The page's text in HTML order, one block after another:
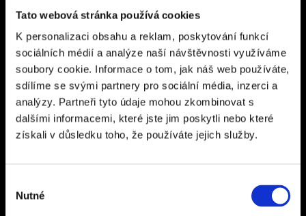
Tato webová stránka používá cookies
K personalizaci obsahu a reklam, poskytování funkcí
sociálních médií a analýze naší návštěvnosti využíváme
soubory cookie. Informace o tom, jak náš web používáte,
sdílíme se svými partnery pro sociální média, inzerci a
analýzy. Partneři tyto údaje mohou zkombinovat s
dalšími informacemi, které jste jim poskytli nebo které
získali v důsledku toho, že používáte jejich služby.
souhlasu
Nutné
Kancelář Rakovník
Vysoká 267
26901, Rakovník
Otevírací doba: Po - Pá 9:00 - 16:00
Kancelář Praha
Ďáblická 118/63